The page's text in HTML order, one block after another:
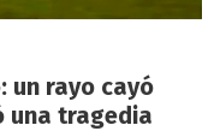
un rayo cayó
una tragedia